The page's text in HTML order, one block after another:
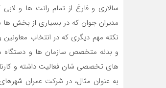
سالاری و فارغ از تمام رانت ها و
مدیران جوان که در بسیاری از بخش ها
نکته مهم دیگری که در انتخاب
و بدنه متخصص سازمان ها و دستگاه
های تخصصی شان فعالیت داشته و